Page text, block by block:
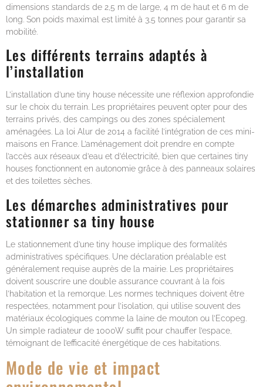
dimensions standards de 2,5 m de large, 4 m de haut et 6 m de
long. Son poids maximal est limité à 3,5 tonnes pour garantir sa
mobilité.
Les différents terrains adaptés à
l’installation
L’installation d’une tiny house nécessite une réflexion approfondie
sur le choix du terrain. Les propriétaires peuvent opter pour des
terrains privés, des campings ou des zones spécialement
aménagées. La loi Alur de 2014 a facilité l’intégration de ces mini-
maisons en France. L’aménagement doit prendre en compte
l’accès aux réseaux d’eau et d’électricité, bien que certaines tiny
houses fonctionnent en autonomie grâce à des panneaux solaires
et des toilettes sèches.
Les démarches administratives pour
stationner sa tiny house
Le stationnement d’une tiny house implique des formalités
administratives spécifiques. Une déclaration préalable est
généralement requise auprès de la mairie. Les propriétaires
doivent souscrire une double assurance couvrant à la fois
l’habitation et la remorque. Les normes techniques doivent être
respectées, notamment pour l’isolation, qui utilise souvent des
matériaux écologiques comme la laine de mouton ou l’Ecopeg.
Un simple radiateur de 1000W suffit pour chauffer l’espace,
témoignant de l’efficacité énergétique de ces habitations.
Mode de vie et impact